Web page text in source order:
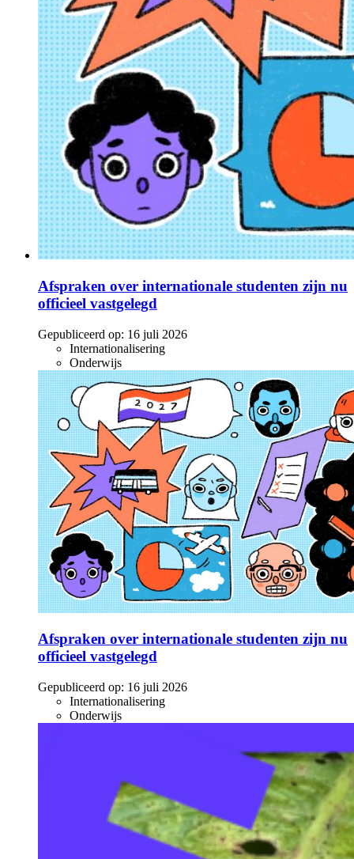
Afspraken over internationale studenten zijn nu
officieel vastgelegd
Gepubliceerd op: 16 juli 2026
Internationalisering
Onderwijs
Afspraken over internationale studenten zijn nu
officieel vastgelegd
Gepubliceerd op: 16 juli 2026
Internationalisering
Onderwijs